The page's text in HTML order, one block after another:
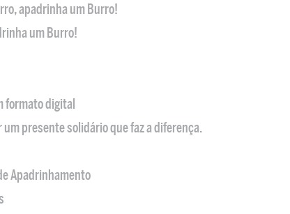
apadrinha um Burro!
um Burro!
formato digital
presente solidário que faz a diferença.
Apadrinhamento